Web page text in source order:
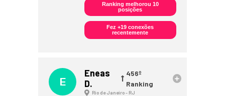
Ranking melhorou 10
posições
Fez +19 conexões
recentemente
E
Eneas
D.
456º
Ranking
Rio de Janeiro - RJ